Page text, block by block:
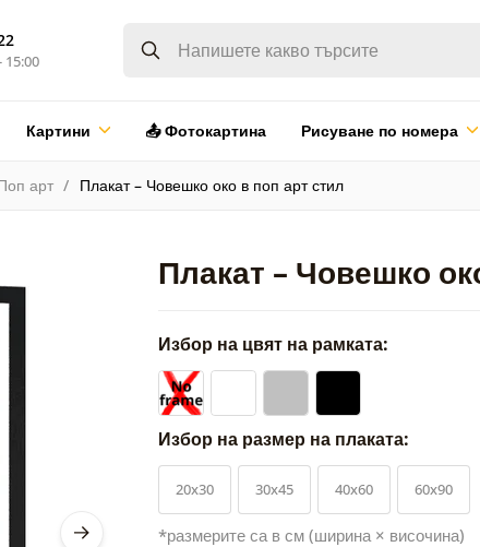
15:00
Картини 📤 Фотокартина Рисуване по номера
арт Плакат – Човешко око в поп арт стил
Плакат – Човешко
Избор на цвят на рамката:
Избор на размер на плаката:
20x30 30x45 40x60 60x90
*размерите са в см (ширина × височина)